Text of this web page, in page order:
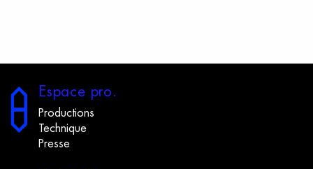
Espace pro.
Productions
Technique
Presse